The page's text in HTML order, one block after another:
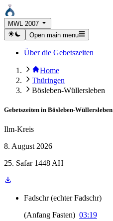
MWL 2007
Open main menu
Über die Gebetszeiten
Home
Thüringen
Bösleben-Wüllersleben
Gebetszeiten in Bösleben-Wüllersleben
Ilm-Kreis
8. August 2026
25. Safar 1448 AH
Fadschr (echter Fadschr)
(Anfang Fasten) 03:19